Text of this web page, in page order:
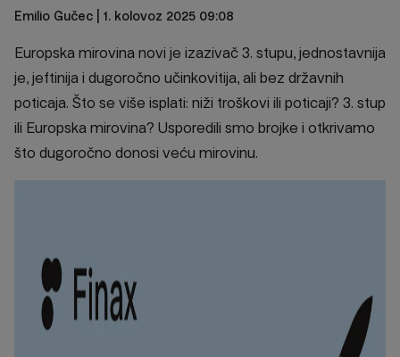
Emilio Gučec | 1. kolovoz 2025 09:08
Europska mirovina novi je izazivač 3. stupu, jednostavnija
je, jeftinija i dugoročno učinkovitija, ali bez državnih
poticaja. Što se više isplati: niži troškovi ili poticaji? 3. stup
ili Europska mirovina? Usporedili smo brojke i otkrivamo
što dugoročno donosi veću mirovinu.